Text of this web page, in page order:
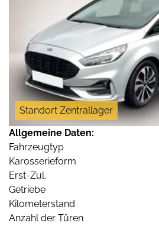
Standort Zentrallager
Allgemeine Daten:
Fahrzeugtyp
Karosserieform
Erst-Zul.
Getriebe
Kilometerstand
Anzahl der Türen